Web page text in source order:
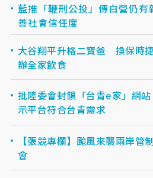
藍推「鞭刑公投」傳白營仍
善社會信任度
大谷翔平升格二寶爸 換保時
辦全家飲食
批陸委會封鎖「台青e家」網
示平台符合台青需求
【張競專欄】颱風來襲兩岸
會